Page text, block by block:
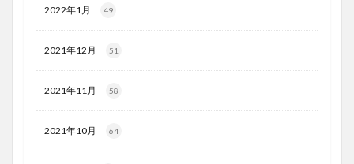
2022年1月 49
2021年12月 51
2021年11月 58
2021年10月 64